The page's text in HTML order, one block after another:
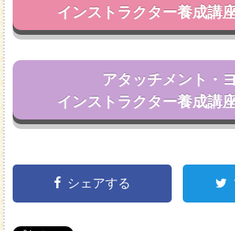
インストラクター養成講
アタッチメント・
インストラクター養成講
シェアする